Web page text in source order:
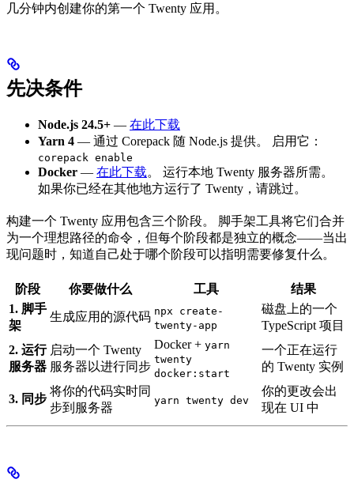
几分钟内创建你的第一个 Twenty 应用。
先决条件
Node.js 24.5+ — 在此下载
Yarn 4 — 通过 Corepack 随 Node.js 提供。 启用它：
corepack enable
Docker — 在此下载。 运行本地 Twenty 服务器所需。
如果你已经在其他地方运行了 Twenty，请跳过。
构建一个 Twenty 应用包含三个阶段。 脚手架工具将它们合并
为一个理想路径的命令，但每个阶段都是独立的概念——当出
现问题时，知道自己处于哪个阶段可以指明需要修复什么。
阶段 你要做什么 工具
结果
1. 脚手
架
生成应用的源代码 npx create-
twenty-app
磁盘上的一个
TypeScript 项目
2. 运行
服务器
启动一个 Twenty
服务器以进行同步
Docker + yarn
twenty
docker:start
一个正在运行
的 Twenty 实例
3. 同步
将你的代码实时同
步到服务器
yarn twenty dev
你的更改会出
现在 UI 中